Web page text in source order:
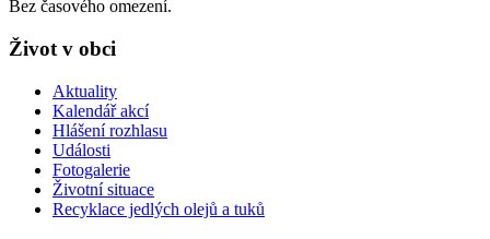
Bez časového omezení.
Život v obci
Aktuality
Kalendář akcí
Hlášení rozhlasu
Události
Fotogalerie
Životní situace
Recyklace jedlých olejů a tuků